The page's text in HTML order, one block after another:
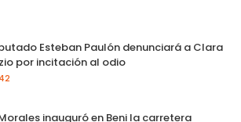
Esteban Paulón denunciará a Clara
por incitación al odio
inauguró en Beni la carretera